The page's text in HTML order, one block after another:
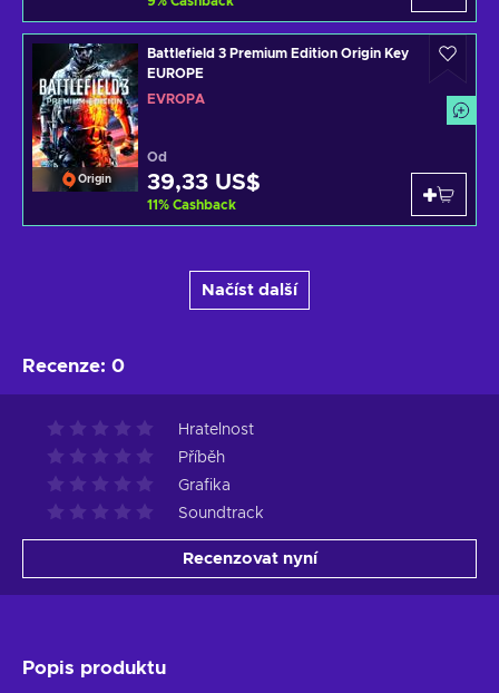
Origin
Battlefield 3 Premium Edition Origin Key
EUROPE
EVROPA
Od
39,33 US$
11% Cashback
Načíst další
Recenze: 0
Hratelnost
Příběh
Grafika
Soundtrack
Recenzovat nyní
Popis produktu